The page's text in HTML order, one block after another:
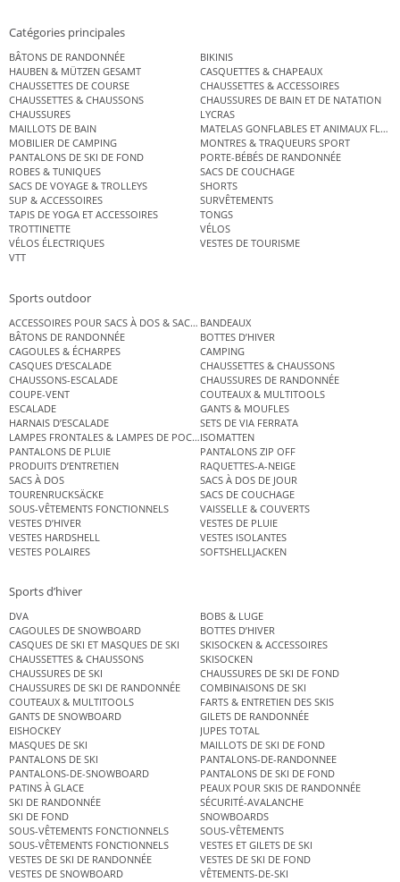
Catégories principales
BÂTONS DE RANDONNÉE
BIKINIS
HAUBEN & MÜTZEN GESAMT
CASQUETTES & CHAPEAUX
CHAUSSETTES DE COURSE
CHAUSSETTES & ACCESSOIRES
CHAUSSETTES & CHAUSSONS
CHAUSSURES DE BAIN ET DE NATATION
CHAUSSURES
LYCRAS
MAILLOTS DE BAIN
MATELAS GONFLABLES ET ANIMAUX
MOBILIER DE CAMPING
MONTRES & TRAQUEURS SPORT
PANTALONS DE SKI DE FOND
PORTE-BÉBÉS DE RANDONNÉE
ROBES & TUNIQUES
SACS DE COUCHAGE
SACS DE VOYAGE & TROLLEYS
SHORTS
SUP & ACCESSOIRES
SURVÊTEMENTS
TAPIS DE YOGA ET ACCESSOIRES
TONGS
TROTTINETTE
VÉLOS
VÉLOS ÉLECTRIQUES
VESTES DE TOURISME
VTT
Sports outdoor
ACCESSOIRES POUR SACS À DOS & SACS ÉTANCHES
BANDEAUX
BÂTONS DE RANDONNÉE
BOTTES D’HIVER
CAGOULES & ÉCHARPES
CAMPING
CASQUES D’ESCALADE
CHAUSSETTES & CHAUSSONS
CHAUSSONS-ESCALADE
CHAUSSURES DE RANDONNÉE
COUPE-VENT
COUTEAUX & MULTITOOLS
ESCALADE
GANTS & MOUFLES
HARNAIS D’ESCALADE
SETS DE VIA FERRATA
LAMPES FRONTALES & LAMPES DE POCHEISOMATTEN
PANTALONS DE PLUIE
PANTALONS ZIP OFF
PRODUITS D’ENTRETIEN
RAQUETTES-A-NEIGE
SACS À DOS
SACS À DOS DE JOUR
TOURENRUCKSÄCKE
SACS DE COUCHAGE
SOUS-VÊTEMENTS FONCTIONNELS
VAISSELLE & COUVERTS
VESTES D’HIVER
VESTES DE PLUIE
VESTES HARDSHELL
VESTES ISOLANTES
VESTES POLAIRES
SOFTSHELLJACKEN
Sports d’hiver
DVA
BOBS & LUGE
CAGOULES DE SNOWBOARD
BOTTES D’HIVER
CASQUES DE SKI ET MASQUES DE SKI
SKISOCKEN & ACCESSOIRES
CHAUSSETTES & CHAUSSONS
SKISOCKEN
CHAUSSURES DE SKI
CHAUSSURES DE SKI DE FOND
CHAUSSURES DE SKI DE RANDONNÉE
COMBINAISONS DE SKI
COUTEAUX & MULTITOOLS
FARTS & ENTRETIEN DES SKIS
GANTS DE SNOWBOARD
GILETS DE RANDONNÉE
EISHOCKEY
JUPES TOTAL
MASQUES DE SKI
MAILLOTS DE SKI DE FOND
PANTALONS DE SKI
PANTALONS-DE-RANDONNEE
PANTALONS-DE-SNOWBOARD
PANTALONS DE SKI DE FOND
PATINS À GLACE
PEAUX POUR SKIS DE RANDONNÉE
SKI DE RANDONNÉE
SÉCURITÉ-AVALANCHE
SKI DE FOND
SNOWBOARDS
SOUS-VÊTEMENTS FONCTIONNELS
SOUS-VÊTEMENTS
SOUS-VÊTEMENTS FONCTIONNELS
VESTES ET GILETS DE SKI
VESTES DE SKI DE RANDONNÉE
VESTES DE SKI DE FOND
VESTES DE SNOWBOARD
VÊTEMENTS-DE-SKI